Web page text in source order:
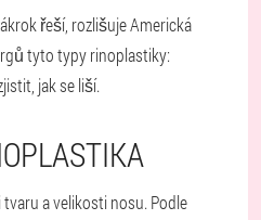
řeší, rozlišuje Americká
tyto typy rinoplastiky:
jak se liší.
a velikosti nosu. Podle